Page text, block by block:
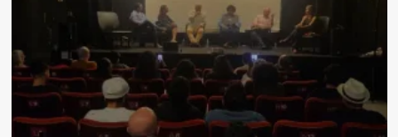
promove
formação
gratuito
para
setor